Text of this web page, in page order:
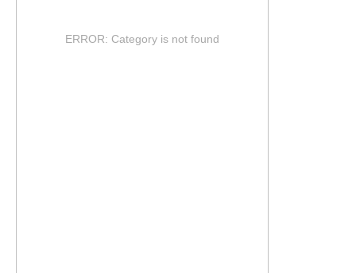
ERROR: Category is not found